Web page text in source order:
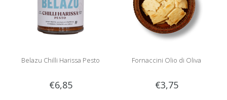
Belazu Chilli Harissa Pesto
€6,85
Fornaccini Olio di Oliva
€3,75